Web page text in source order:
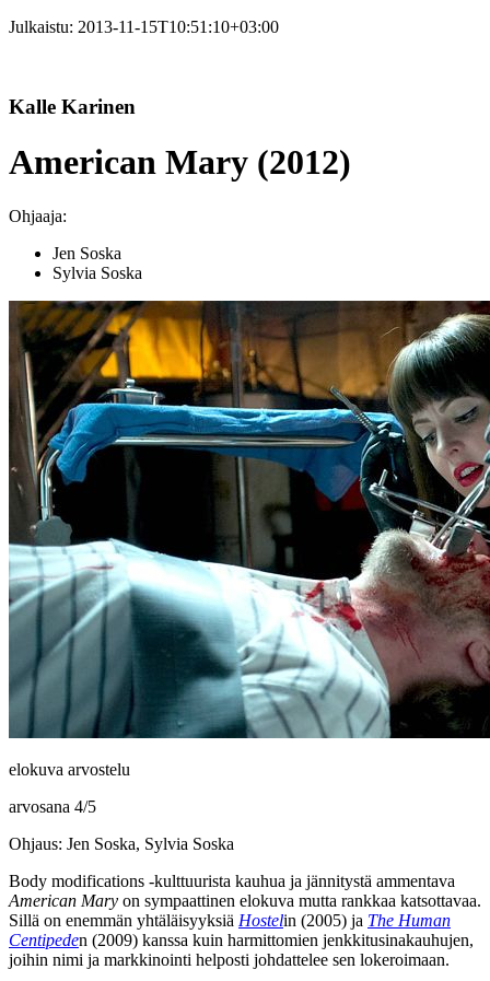
Julkaistu: 2013-11-15T10:51:10+03:00
Kalle Karinen
American Mary (2012)
Ohjaaja:
Jen Soska
Sylvia Soska
elokuva arvostelu
arvosana 4/5
Ohjaus: Jen Soska, Sylvia Soska
Body modifications ‑kulttuurista kauhua ja jännitystä ammentava
American Mary on sympaattinen elokuva mutta rankkaa katsottavaa.
Sillä on enemmän yhtäläisyyksiä Hostelin (2005) ja The Human
Centipeden (2009) kanssa kuin harmittomien jenkkitusinakauhujen,
joihin nimi ja markkinointi helposti johdattelee sen lokeroimaan.